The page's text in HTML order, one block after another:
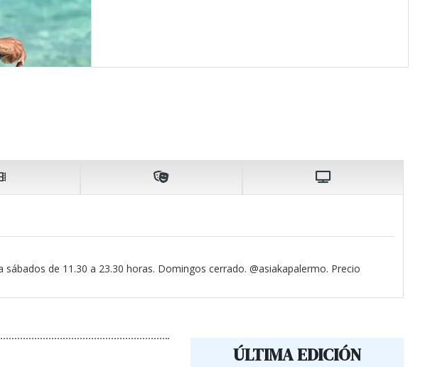
sábados de 11.30 a 23.30 horas. Domingos cerrado. @asiakapalermo. Precio
ÚLTIMA EDICIÓN